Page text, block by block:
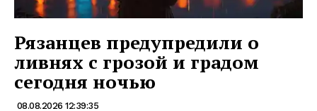
Рязанцев предупредили о
ливнях с грозой и градом
сегодня ночью
08.08.2026 12:39:35